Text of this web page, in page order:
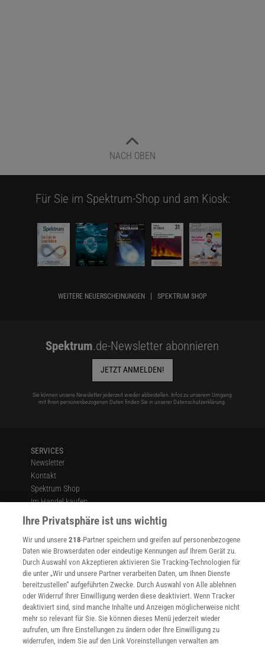
NACH OBEN
Für Sie im Spektrum-Shop und am Kiosk:
WEITERE NEUERSCHEINUNGEN SPEKTRUM SHOP
Spektrum.de-Newsletter abonnieren
JETZT ANMELDEN!
Sie können unsere Newsletter jederzeit wieder abbestellen. Infos zu unserem Umgang
mit Ihren personenbezogenen Daten finden Sie in unserer Datenschutzerklärung.
SERVICES
Newsletter
Kontakt
Spektrum Shop
Im Handel kaufen
Presse
Verträge kündigen
Widerruf
INFO
Mediadaten
Datenschutz
Nutzungsbedingungen
Cookie-Einstellungen
Utiq verwalten
Nutzungsbasierte Onlinewerbung
Ihre Privatsphäre ist uns wichtig
Wir und unsere218-Partner speichern und greifen auf personenbezogene
Daten wie Browserdaten oder eindeutige Kennungen auf Ihrem Gerät zu.
Durch Auswahl von Akzeptieren aktivieren Sie Tracking-Technologien für
die unter „Wir und unsere Partner verarbeiten Daten, um Ihnen Dienste
bereitzustellen“ aufgeführten Zwecke. Durch Auswahl von Alle ablehnen
oder Widerruf Ihrer Einwilligung werden diese deaktiviert. Wenn Tracker
deaktiviert sind, sind manche Inhalte und Anzeigen möglicherweise nicht
mehr so relevant für Sie. Sie können dieses Menü jederzeit wieder
aufrufen, um Ihre Einstellungen zu ändern oder Ihre Einwilligung zu
widerrufen, indem Sie auf den Link Voreinstellungen verwalten am